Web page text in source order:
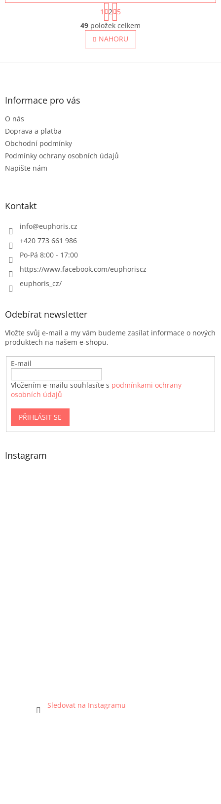
O
v
l
á
a
ý
p
S
t
r
á
n
k
v
1 2 5
49 položek celkem
NAHORU
Z
Informace pro vás
O nás
Doprava a platba
Obchodní podmínky
Podmínky ochrany osobních údajů
Napište nám
Kontakt
info@euphoris.cz
+420 773 661 986
Po-Pá 8:00 - 17:00
https://www.facebook.com/euphoriscz
euphoris_cz/
Odebírat newsletter
Vložte svůj e-mail a my vám budeme zasílat informace o nových
produktech na našem e-shopu.
E-mail
Vložením e-mailu souhlasíte s podmínkami ochrany
osobních údajů
PŘIHLÁSIT SE
Instagram
Sledovat na Instagramu